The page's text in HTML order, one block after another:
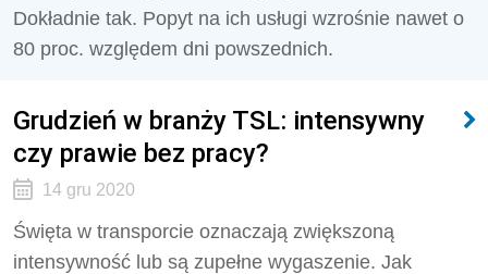
Dokładnie tak. Popyt na ich usługi wzrośnie nawet o
80 proc. względem dni powszednich.
Grudzień w branży TSL: intensywny
czy prawie bez pracy?
14 gru 2020
Święta w transporcie oznaczają zwiększoną
intensywność lub są zupełne wygaszenie. Jak